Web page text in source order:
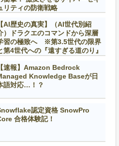
リティの防衛戦略
【AI歴史の真実】（AI世代別紹
）ドラクエのコマンドから深層
習の極致へ ※第3.5世代の限界
第4世代への『遠すぎる道のり』
【速報】Amazon Bedrock
Knowledge Baseが日
語対応…！？
認定資格 SnowPro
合格体験記！